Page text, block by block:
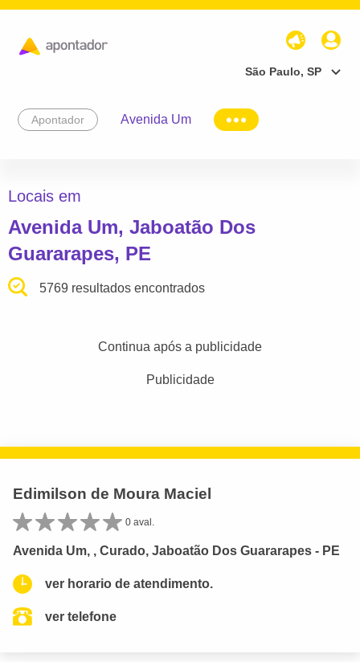
São Paulo, SP
Apontador Avenida Um
Locais em
Avenida Um, Jaboatão Dos
Guararapes, PE
5769 resultados encontrados
Continua após a publicidade
Publicidade
Edimilson de Moura Maciel
0 aval.
Avenida Um, , Curado, Jaboatão Dos Guararapes - PE
ver horario de atendimento.
ver telefone